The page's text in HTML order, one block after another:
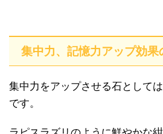
集中力、記憶力アップ効果
集中力をアップさせる石として
です。